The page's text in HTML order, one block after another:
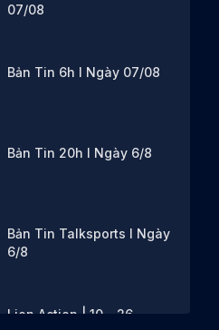
07/08
Bản Tin 6h I Ngày 07/08
Bản Tin 20h I Ngày 6/8
Bản Tin Talksports I Ngày
6/8
Lion Action | 10 - 26